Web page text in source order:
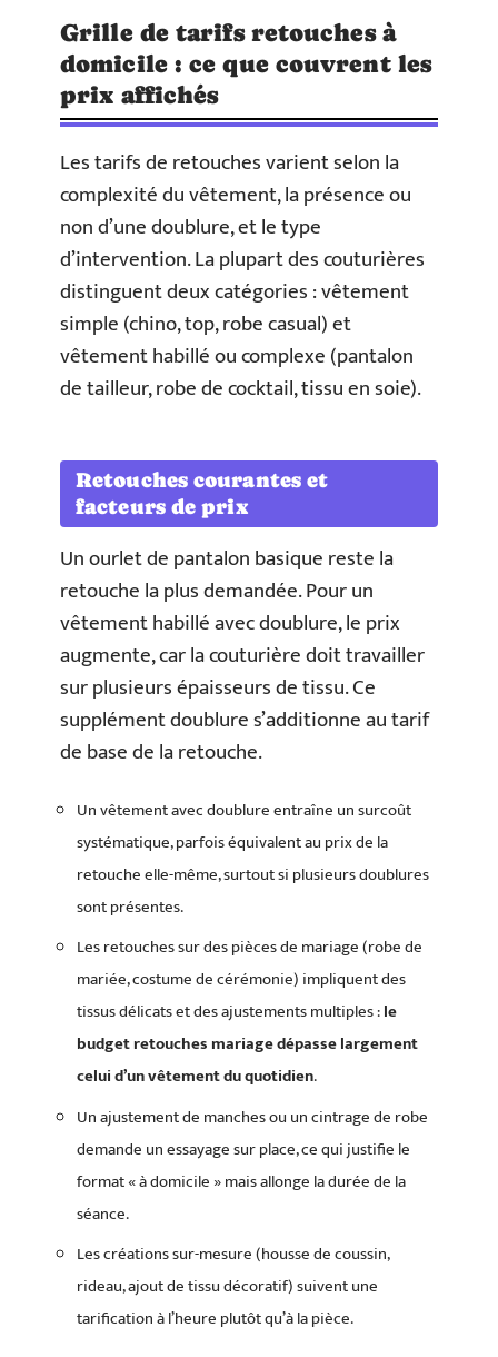
Grille de tarifs retouches à
domicile : ce que couvrent les
prix affichés
Les tarifs de retouches varient selon la
complexité du vêtement, la présence ou
non d’une doublure, et le type
d’intervention. La plupart des couturières
distinguent deux catégories : vêtement
simple (chino, top, robe casual) et
vêtement habillé ou complexe (pantalon
de tailleur, robe de cocktail, tissu en soie).
Retouches courantes et
facteurs de prix
Un ourlet de pantalon basique reste la
retouche la plus demandée. Pour un
vêtement habillé avec doublure, le prix
augmente, car la couturière doit travailler
sur plusieurs épaisseurs de tissu. Ce
supplément doublure s’additionne au tarif
de base de la retouche.
Un vêtement avec doublure entraîne un surcoût
systématique, parfois équivalent au prix de la
retouche elle-même, surtout si plusieurs doublures
sont présentes.
Les retouches sur des pièces de mariage (robe de
mariée, costume de cérémonie) impliquent des
tissus délicats et des ajustements multiples :le
budget retouches mariage dépasse largement
celui d’un vêtement du quotidien.
Un ajustement de manches ou un cintrage de robe
demande un essayage sur place, ce qui justifie le
format « à domicile » mais allonge la durée de la
séance.
Les créations sur-mesure (housse de coussin,
rideau, ajout de tissu décoratif) suivent une
tarification à l’heure plutôt qu’à la pièce.